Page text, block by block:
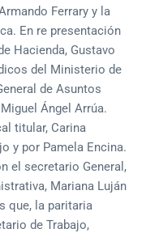
Ferrary y la
En re presentación
Hacienda, Gustavo
del Ministerio de
de Asuntos
Ángel Arrúa.
titular, Carina
y por Pamela Encina.
el secretario General,
Mariana Luján
que, la paritaria
de Trabajo,